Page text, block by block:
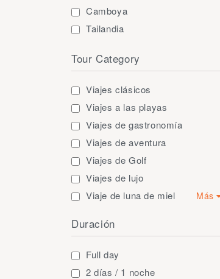
Camboya
Tailandia
Tour Category
Viajes clásicos
Viajes a las playas
Viajes de gastronomía
Viajes de aventura
Viajes de Golf
Viajes de lujo
Viaje de luna de miel
Crucero
Más
Duración
Full day
2 días / 1 noche